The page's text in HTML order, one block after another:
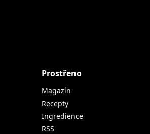
Prostřeno
Magazín
Recepty
Ingredience
RSS